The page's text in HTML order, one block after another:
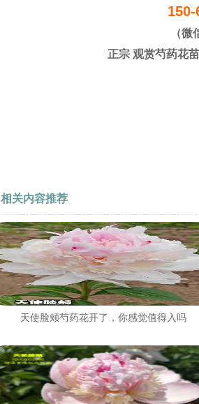
150-
（微
正宗 观赏芍药花
相关内容推荐
天使脸颊芍药花开了，你感觉值得入吗